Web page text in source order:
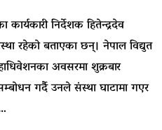
निर्देशक हितेन्द्रदेव
रहेको बताएका छन्। नेपाल विद्युत
अवसरमा शुक्रबार
गर्दै उनले संस्था घाटामा गएर